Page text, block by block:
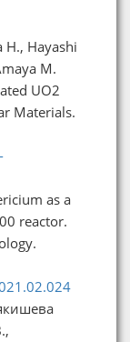
H., Hayashi
M.
UO2
Materials.
as a
reactor.